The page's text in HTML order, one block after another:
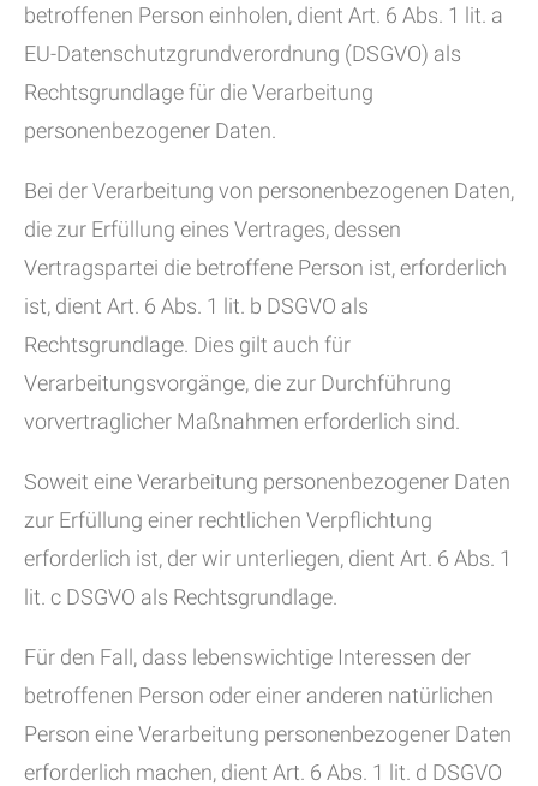
betroffenen Person einholen, dient Art. 6 Abs. 1 lit. a
EU-Datenschutzgrundverordnung (DSGVO) als
Rechtsgrundlage für die Verarbeitung
personenbezogener Daten.
Bei der Verarbeitung von personenbezogenen Daten,
die zur Erfüllung eines Vertrages, dessen
Vertragspartei die betroffene Person ist, erforderlich
ist, dient Art. 6 Abs. 1 lit. b DSGVO als
Rechtsgrundlage. Dies gilt auch für
Verarbeitungsvorgänge, die zur Durchführung
vorvertraglicher Maßnahmen erforderlich sind.
Soweit eine Verarbeitung personenbezogener Daten
zur Erfüllung einer rechtlichen Verpflichtung
erforderlich ist, der wir unterliegen, dient Art. 6 Abs. 1
lit. c DSGVO als Rechtsgrundlage.
Für den Fall, dass lebenswichtige Interessen der
betroffenen Person oder einer anderen natürlichen
Person eine Verarbeitung personenbezogener Daten
erforderlich machen, dient Art. 6 Abs. 1 lit. d DSGVO